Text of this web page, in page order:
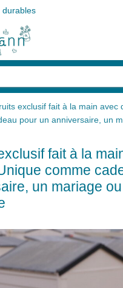
durables
exclusif fait à la main avec
pour un anniversaire, un
fait à la
comme
un mariage